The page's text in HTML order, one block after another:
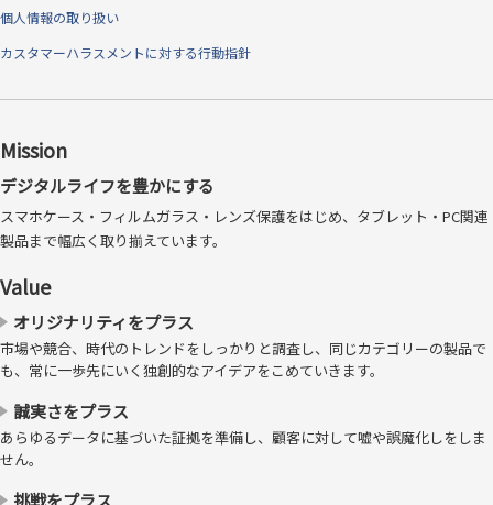
ります。
表面硬度10H
とができません。
個人情報の取り扱い
カスタマーハラスメントに対する行動指針
Mission
デジタルライフを豊かにする
スマホケース・フィルムガラス・レンズ保護をはじめ、タブレット・PC関連
製品まで幅広く取り揃えています。
Value
オリジナリティをプラス
市場や競合、時代のトレンドをしっかりと調査し、同じカテゴリーの製品で
も、常に一歩先にいく独創的なアイデアをこめていきます。
誠実さをプラス
あらゆるデータに基づいた証拠を準備し、顧客に対して嘘や誤魔化しをしま
せん。
挑戦をプラス